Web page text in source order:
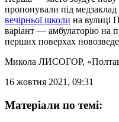
пропонували під медзаклад
вечірньої школи на вулиці
варіант — амбулаторію на
перших поверхах
Микола ЛИСОГОР,
16 жовтня 2021, 09:31
Матеріали по темі: